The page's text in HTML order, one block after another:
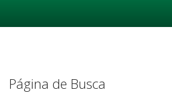
Página de Busca